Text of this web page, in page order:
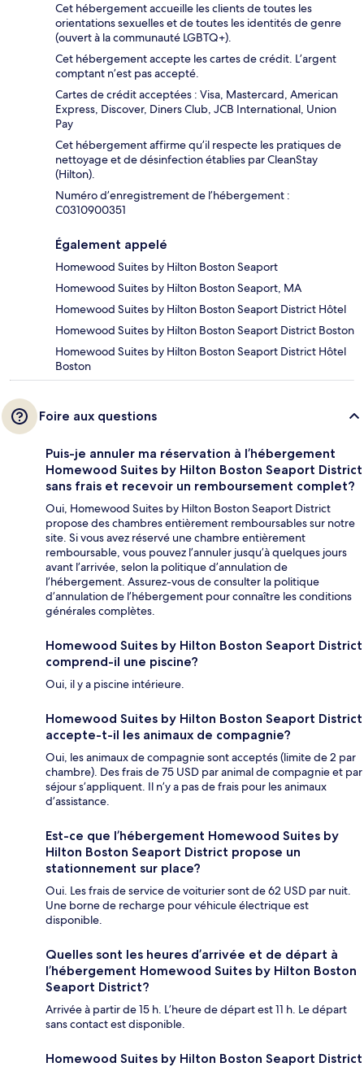
Cet hébergement accueille les clients de toutes les
orientations sexuelles et de toutes les identités de genre
(ouvert à la communauté LGBTQ+).
Cet hébergement accepte les cartes de crédit. L’argent
comptant n’est pas accepté.
Cartes de crédit acceptées : Visa, Mastercard, American
Express, Discover, Diners Club, JCB International, Union
Pay
Cet hébergement affirme qu’il respecte les pratiques de
nettoyage et de désinfection établies par CleanStay
(Hilton).
Numéro d’enregistrement de l’hébergement :
C0310900351
Également appelé
Homewood Suites by Hilton Boston Seaport
Homewood Suites by Hilton Boston Seaport, MA
Homewood Suites by Hilton Boston Seaport District Hôtel
Homewood Suites by Hilton Boston Seaport District Boston
Homewood Suites by Hilton Boston Seaport District Hôtel
Boston
Foire aux questions
Puis-je annuler ma réservation à l’hébergement
Homewood Suites by Hilton Boston Seaport District
sans frais et recevoir un remboursement complet?
Oui, Homewood Suites by Hilton Boston Seaport District
propose des chambres entièrement remboursables sur notre
site. Si vous avez réservé une chambre entièrement
remboursable, vous pouvez l’annuler jusqu’à quelques jours
avant l’arrivée, selon la politique d’annulation de
l’hébergement. Assurez-vous de consulter la politique
d’annulation de l’hébergement pour connaître les conditions
générales complètes.
Homewood Suites by Hilton Boston Seaport District
comprend-il une piscine?
Oui, il y a piscine intérieure.
Homewood Suites by Hilton Boston Seaport District
accepte-t-il les animaux de compagnie?
Oui, les animaux de compagnie sont acceptés (limite de 2 par
chambre). Des frais de 75 USD par animal de compagnie et par
séjour s’appliquent. Il n’y a pas de frais pour les animaux
d’assistance.
Est-ce que l’hébergement Homewood Suites by
Hilton Boston Seaport District propose un
stationnement sur place?
Oui. Les frais de service de voiturier sont de 62 USD par nuit.
Une borne de recharge pour véhicule électrique est
disponible.
Quelles sont les heures d’arrivée et de départ à
l’hébergement Homewood Suites by Hilton Boston
Seaport District?
Arrivée à partir de 15 h. L’heure de départ est 11 h. Le départ
sans contact est disponible.
Homewood Suites by Hilton Boston Seaport District